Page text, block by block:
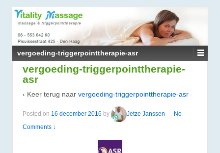
↓
DOORGAAN
HOOFDINHOUD
vergoeding-triggerpointtherapie-asr
vergoeding-triggerpointtherapie-
asr
‹ Keer terug naar vergoeding-triggerpointtherapie-asr
Posted on 16 december 2016 by Jetze Janssen — No
Comments ↓